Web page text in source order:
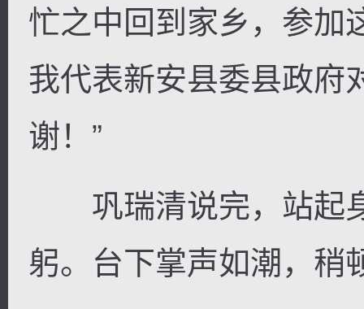
忙之中回到家乡，参加
我代表新安县委县政府
谢！”
巩瑞清说完，站起
躬。台下掌声如潮，稍